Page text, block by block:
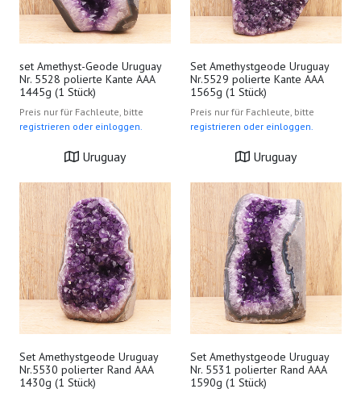
set Amethyst-Geode Uruguay
Nr. 5528 polierte Kante AAA
1445g (1 Stück)
Preis nur für Fachleute, bitte
registrieren oder einloggen.
Uruguay
Set Amethystgeode Uruguay
Nr.5529 polierte Kante AAA
1565g (1 Stück)
Preis nur für Fachleute, bitte
registrieren oder einloggen.
Uruguay
Set Amethystgeode Uruguay
Nr.5530 polierter Rand AAA
1430g (1 Stück)
Set Amethystgeode Uruguay
Nr. 5531 polierter Rand AAA
1590g (1 Stück)